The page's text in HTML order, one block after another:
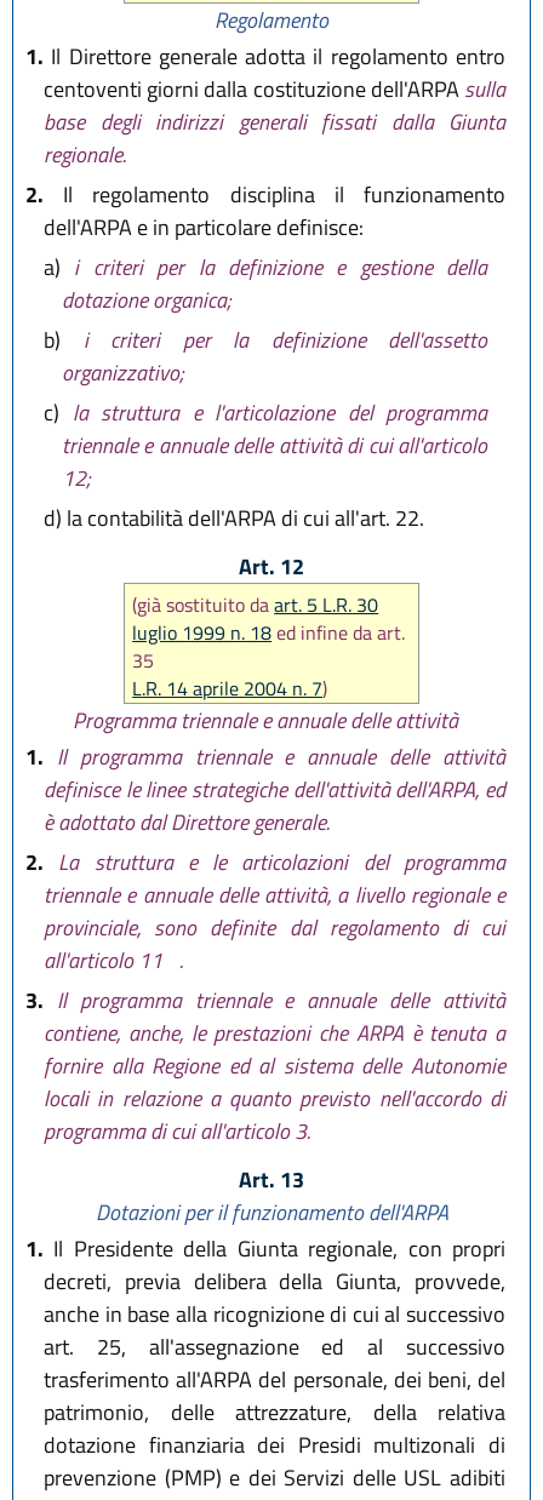
Regolamento
1. Il Direttore generale adotta il regolamento entro
centoventi giorni dalla costituzione dell'ARPAsulla
base degli indirizzi generali fissati dalla Giunta
regionale.
2. Il regolamento disciplina il funzionamento
dell'ARPA e in particolare definisce:
a) i criteri per la definizione e gestione della
dotazione organica;
b)
i criteri per la definizione dell'assetto
organizzativo;
c) la struttura e l'articolazione del programma
triennale e annuale delle attività di cui all'articolo
12;
d) la contabilità dell'ARPA di cui all'art. 22.
Art. 12
(già sostituito daart. 5 L.R. 30
luglio 1999 n. 18ed infine da art.
35
L.R. 14 aprile 2004 n. 7)
Programma triennale e annuale delle attività
1. Il programma triennale e annuale delle attività
definisce le linee strategiche dell'attività dell'ARPA, ed
è adottato dal Direttore generale.
2. La struttura e le articolazioni del programma
triennale e annuale delle attività, a livello regionale e
provinciale, sono definite dal regolamento di cui
all'articolo 11 .
3. Il programma triennale e annuale delle attività
contiene, anche, le prestazioni che ARPA è tenuta a
fornire alla Regione ed al sistema delle Autonomie
locali in relazione a quanto previsto nell'accordo di
programma di cui all'articolo 3.
Art. 13
Dotazioni per il funzionamento dell'ARPA
1. Il Presidente della Giunta regionale, con propri
decreti, previa delibera della Giunta, provvede,
anche in base alla ricognizione di cui al successivo
art. 25, all'assegnazione ed al successivo
trasferimento all'ARPA del personale, dei beni, del
patrimonio, delle attrezzature, della relativa
dotazione finanziaria dei Presidi multizonali di
prevenzione (PMP) e dei Servizi delle USL adibiti